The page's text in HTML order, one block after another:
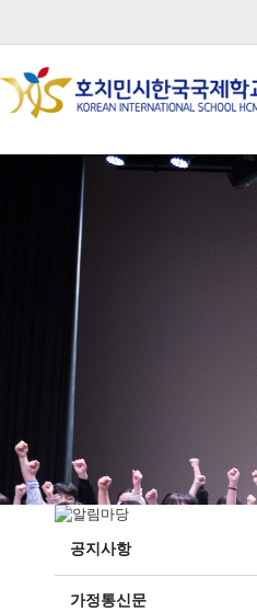
공지사항
가정통신문